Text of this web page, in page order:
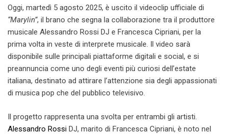
Oggi, martedì 5 agosto 2025, è uscito il videoclip ufficiale di
“Marylin”, il brano che segna la collaborazione tra il produttore
musicale Alessandro Rossi DJ e Francesca Cipriani, per la
prima volta in veste di interprete musicale. Il video sarà
disponibile sulle principali piattaforme digitali e social, e si
preannuncia come uno degli eventi più curiosi dell’estate
italiana, destinato ad attirare l’attenzione sia degli appassionati
di musica pop che del pubblico televisivo.
Il progetto rappresenta una svolta per entrambi gli artisti.
Alessandro Rossi DJ, marito di Francesca Cipriani, è noto nel